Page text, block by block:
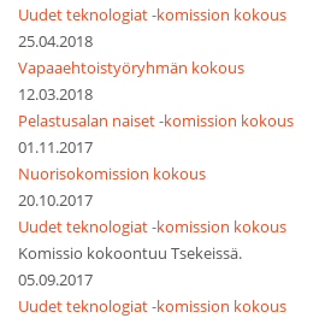
Uudet teknologiat -komission kokous
25.04.2018
Vapaaehtoistyöryhmän kokous
12.03.2018
Pelastusalan naiset -komission kokous
01.11.2017
Nuorisokomission kokous
20.10.2017
Uudet teknologiat -komission kokous
Komissio kokoontuu Tsekeissä.
05.09.2017
Uudet teknologiat -komission kokous